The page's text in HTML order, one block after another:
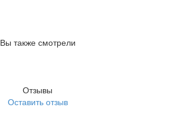
Вы также смотрели
Отзывы
Оставить отзыв